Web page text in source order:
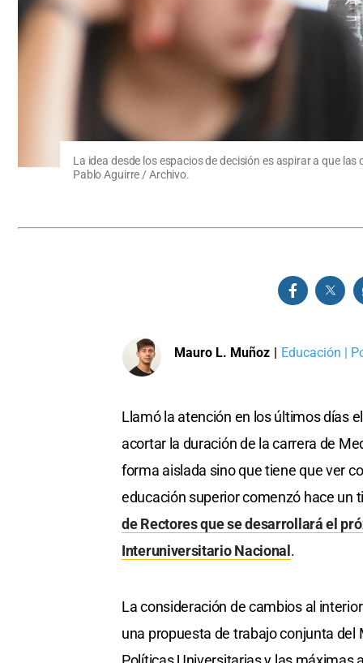
La idea desde los espacios de decisión es aspirar a que
Pablo Aguirre / Archivo.
Mauro L. Muñoz | Educación |
Llamó la atención en los últimos días
acortar la duración de la carrera de
forma aislada sino que tiene que ver
educación superior comenzó hace
de Rectores que se desarrollará el
Interuniversitario Nacional .
La consideración de cambios al
una propuesta de trabajo conjunta del